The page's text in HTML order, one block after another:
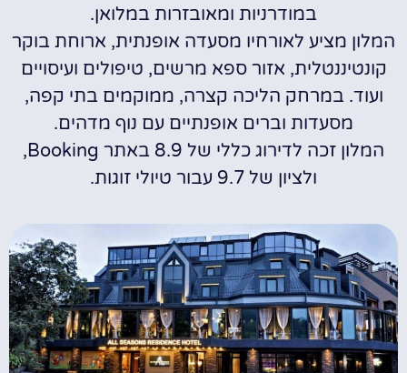
במודרניות ומאובזרות במלואן.
המלון מציע לאורחיו מסעדה אופנתית, ארוחת בוקר
קונטיננטלית, אזור ספא מרשים, טיפולים ועיסויים
ועוד. במרחק הליכה קצרה, ממוקמים בתי קפה,
מסעדות וברים אופנתיים עם נוף מדהים.
המלון זכה לדירוג כללי של 8.9 באתר Booking,
ולציון של 9.7 עבור טיולי זוגות.